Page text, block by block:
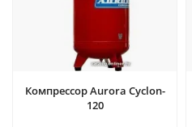
Компрессор Aurora Cyclon-
120